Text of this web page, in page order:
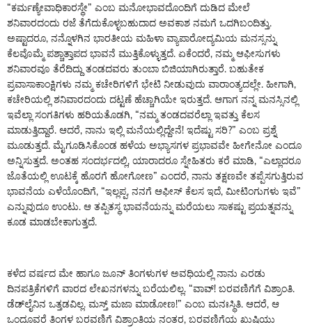
“ಕರ್ಮಣ್ಯೇವಾಧಿಕಾರಸ್ಥೇ” ಎಂಬ ಮನೋಭಾವದೊಂದಿಗೆ ದುಡಿದ ಮೇಲೆ
ಶನಿವಾರದಂದು ರಜೆ ತೆಗೆದುಕೊಳ್ಳಬಹುದಾದ ಅವಕಾಶ ನಮಗೆ ಒದಗಿಬಂದಿತ್ತು.
ಅಷ್ಟಾದರೂ, ನನ್ನೊಳಗಿನ ಭಾರತೀಯ ಮಹಿಳಾ ವ್ಯಾಪಾರೋದ್ಯಮಿಯ ಮನಸ್ಸನ್ನು
ಕೆಲವೊಮ್ಮೆ ಪಶ್ಚಾತ್ತಾಪದ ಭಾವನೆ ಮುತ್ತಿಕೊಳ್ಳುತ್ತದೆ. ಏಕೆಂದರೆ, ನಮ್ಮ ಆಫೀಸುಗಳು
ಶನಿವಾರವೂ ತೆರೆದಿದ್ದು ತಂಡದವರು ತುಂಬಾ ಬಿಜಿಯಾಗಿರುತ್ತಾರೆ. ಬಹುತೇಕ
ಪ್ರವಾಸಾಕಾಂಕ್ಷಿಗಳು ನಮ್ಮ ಕಚೇರಿಗಳಿಗೆ ಭೇಟಿ ನೀಡುವುದು ವಾರಾಂತ್ಯದಲ್ಲೇ. ಹೀಗಾಗಿ,
ಕಚೇರಿಯಲ್ಲಿ ಶನಿವಾರದಂದು ದಟ್ಟಣೆ ಹೆಚ್ಚಾಗಿಯೇ ಇರುತ್ತದೆ. ಆಗಾಗ ನನ್ನ ಮನಸ್ಸಿನಲ್ಲಿ
ಇವೆಲ್ಲಾ ಸಂಗತಿಗಳು ಹರಿಯತೊಡಗಿ, “ನಮ್ಮ ತಂಡದವರೆಲ್ಲಾ ಇವತ್ತು ಕೆಲಸ
ಮಾಡುತ್ತಿದ್ದಾರೆ. ಆದರೆ, ನಾನು ಇಲ್ಲಿ ಮನೆಯಲ್ಲಿದ್ದೇನೆ! ಇದೆಷ್ಟು ಸರಿ?” ಎಂಬ ಪ್ರಶ್ನೆ
ಮೂಡುತ್ತದೆ. ಮೈಗೂಡಿಸಿಕೊಂಡ ಹಳೆಯ ಅಭ್ಯಾಸಗಳ ಪ್ರಭಾವವೇ ಹೀಗೇನೋ ಎಂದೂ
ಅನ್ನಿಸುತ್ತದೆ. ಅಂತಹ ಸಂದರ್ಭದಲ್ಲಿ, ಯಾರಾದರೂ ಸ್ನೇಹಿತರು ಕರೆ ಮಾಡಿ, “ಎಲ್ಲಾದರೂ
ಜೊತೆಯಲ್ಲಿ ಊಟಕ್ಕೆ ಹೊರಗೆ ಹೋಗೋಣ” ಎಂದರೆ, ನಾನು ತಕ್ಷಣವೇ ತಪ್ಪೆಸಗುತ್ತಿರುವ
ಭಾವನೆಯ ಎಳೆಯೊಂದಿಗೆ, “ಇಲ್ಲಪ್ಪ, ನನಗೆ ಆಫೀಸ್ ಕೆಲಸ ಇದೆ, ಮೀಟಿಂಗುಗಳು ಇವೆ”
ಎನ್ನುವುದೂ ಉಂಟು. ಆ ತಪ್ಪಿತಸ್ಥ ಭಾವನೆಯನ್ನು ಮರೆಯಲು ಸಾಕಷ್ಟು ಪ್ರಯತ್ನವನ್ನು
ಕೂಡ ಮಾಡಬೇಕಾಗುತ್ತದೆ.
ಕಳೆದ ವರ್ಷದ ಮೇ ಹಾಗೂ ಜೂನ್ ತಿಂಗಳುಗಳ ಅವಧಿಯಲ್ಲಿ ನಾನು ಎರಡು
ದಿನಪತ್ರಿಕೆಗಳಿಗೆ ವಾರದ ಲೇಖನಗಳನ್ನು ಬರೆಯಲಿಲ್ಲ. “ವಾವ್! ಬರವಣಿಗೆಗೆ ವಿಶ್ರಾಂತಿ.
ಡೆಡ್‌ಲೈನಿನ ಒತ್ತಡವಿಲ್ಲ. ಮಸ್ತ್ ಮಜಾ ಮಾಡೋಣ!” ಎಂಬ ಮನಃಸ್ಥಿತಿ. ಆದರೆ, ಆ
ಒಂದೂವರೆ ತಿಂಗಳ ಬರವಣಿಗೆ ವಿಶ್ರಾಂತಿಯ ನಂತರ, ಬರವಣಿಗೆಯ ಖುಷಿಯು